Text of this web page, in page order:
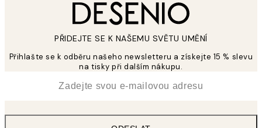
PŘIDEJTE SE K NAŠEMU SVĚTU UMĚNÍ
Přihlašte se k odběru našeho newsletteru a získejte 15 % slevu
na tisky při dalším nákupu.